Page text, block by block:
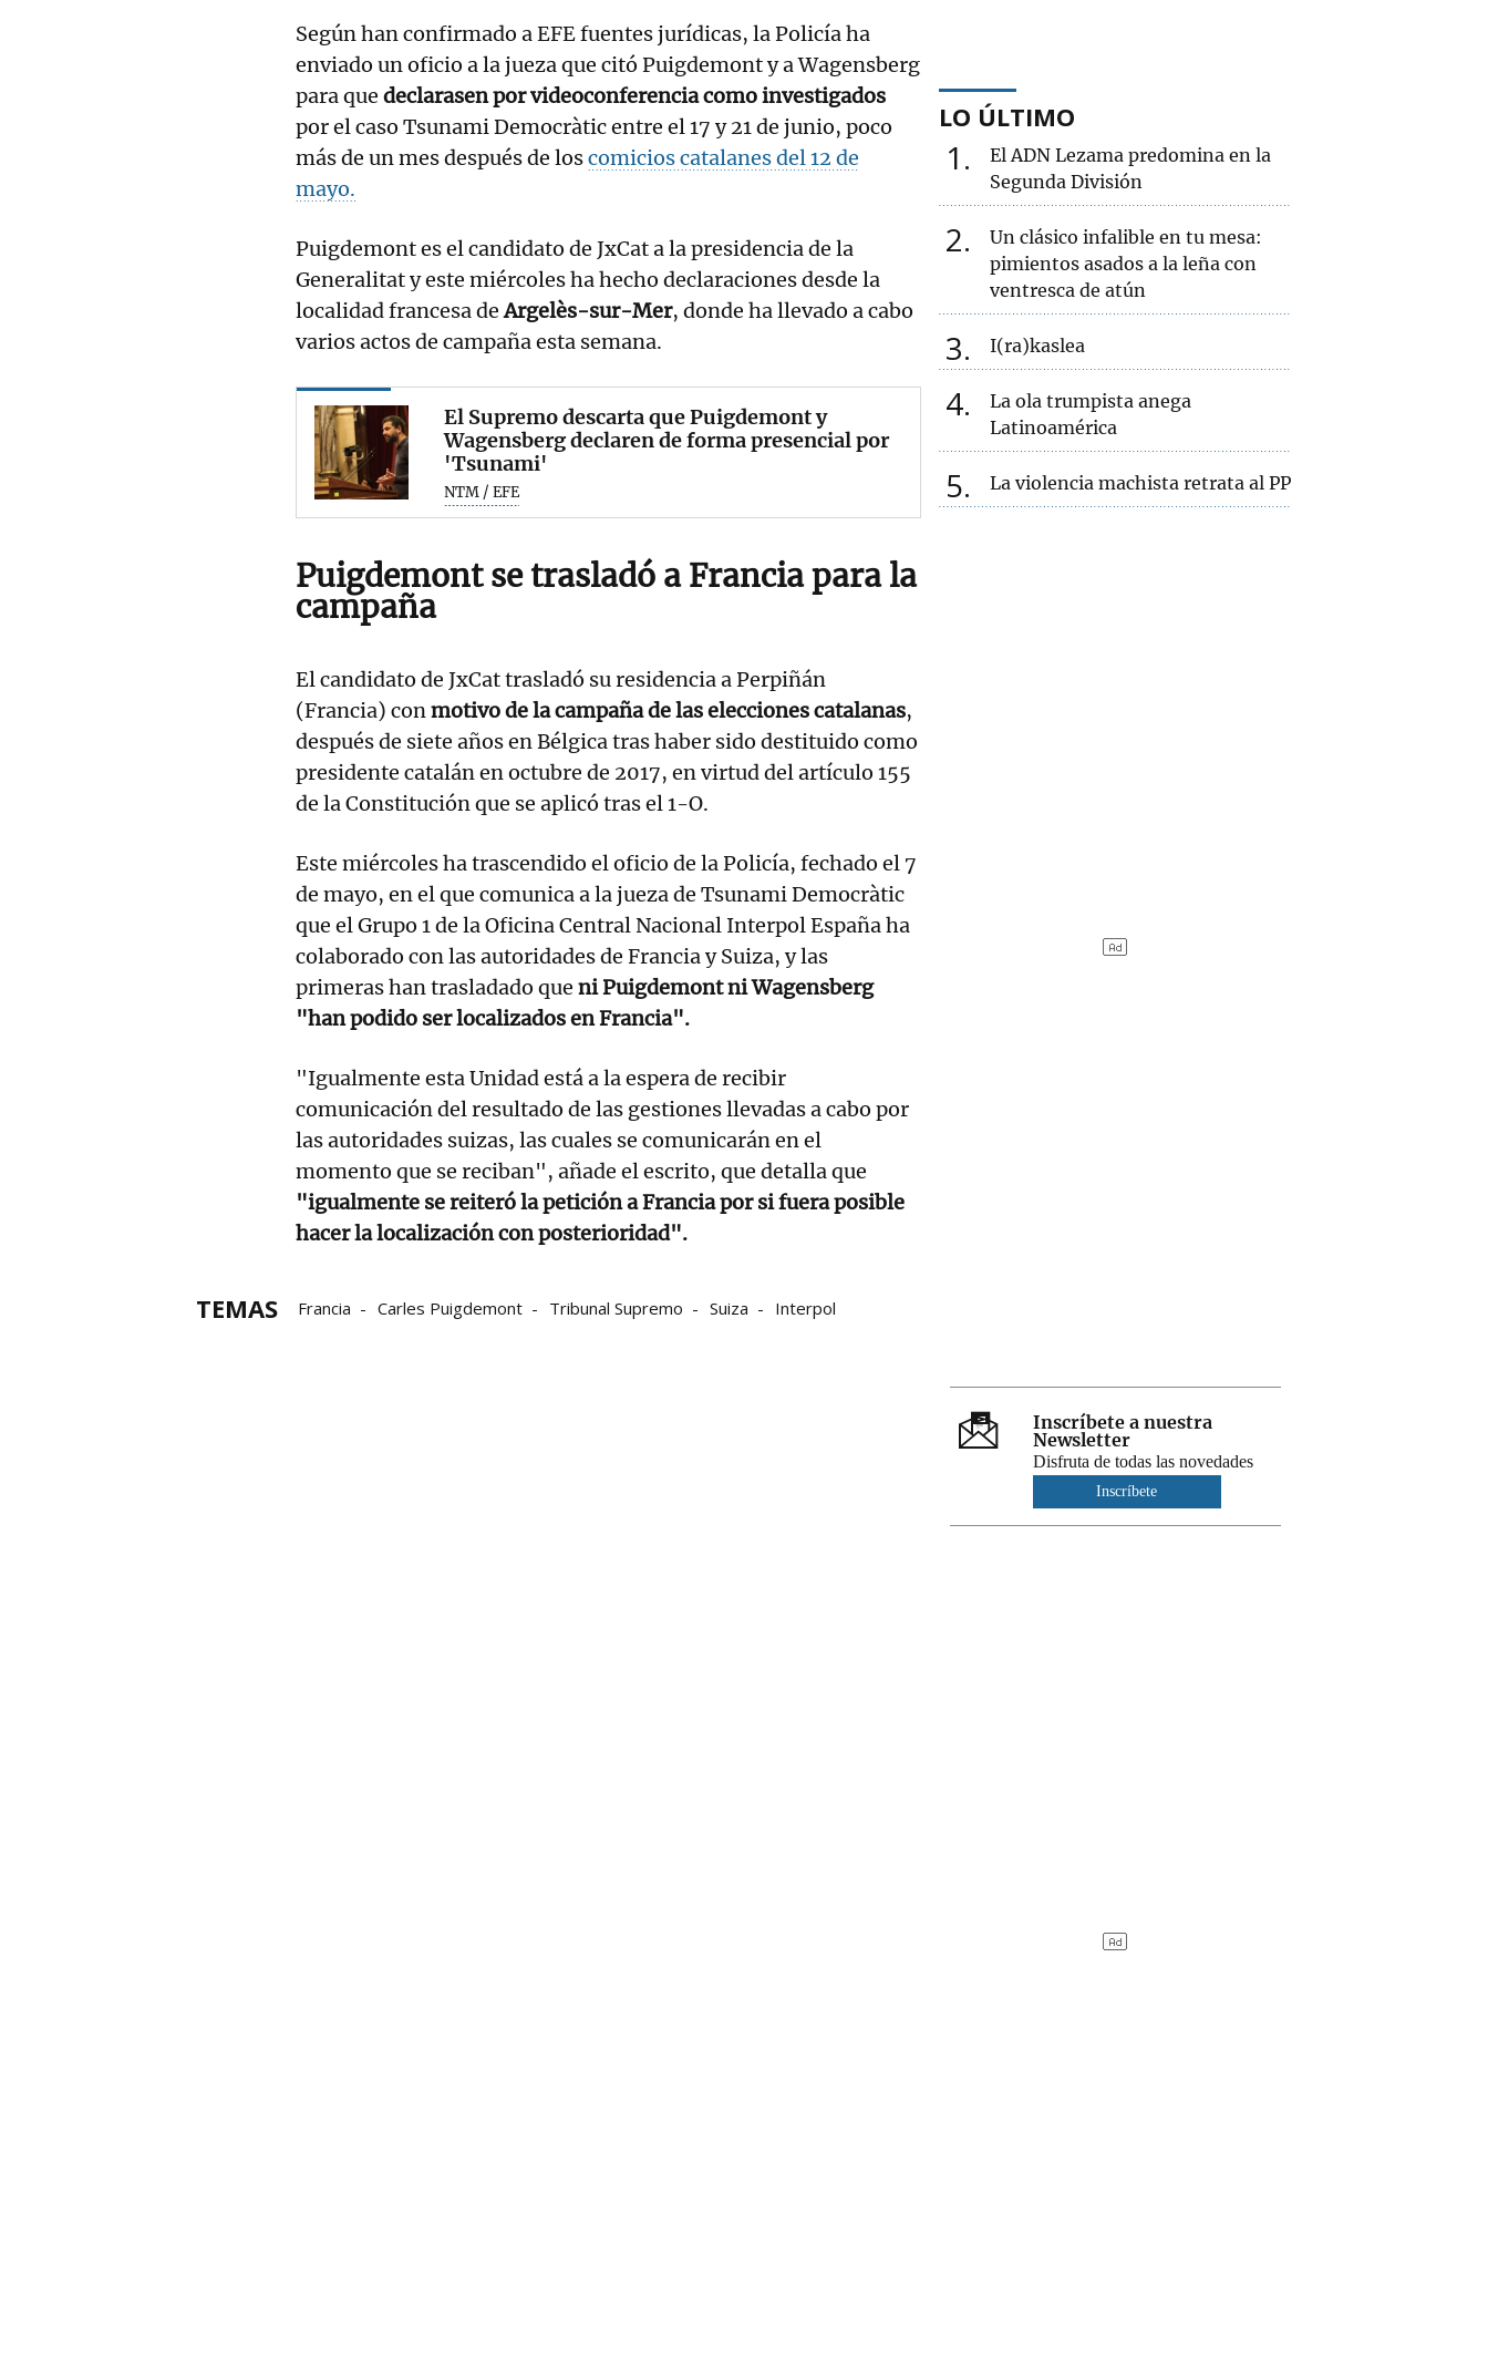
Según han confirmado a EFE fuentes jurídicas, la Policía ha
enviado un oficio a la jueza que citó Puigdemont y a Wagensberg
para que declarasen por videoconferencia como investigados
por el caso Tsunami Democràtic entre el 17 y 21 de junio, poco
más de un mes después de loscomicios catalanes del 12 de
mayo.
Puigdemont es el candidato de JxCat a la presidencia de la
Generalitat y este miércoles ha hecho declaraciones desde la
localidad francesa deArgelès-sur-Mer, donde ha llevado a cabo
varios actos de campaña esta semana.
El Supremo descarta que Puigdemont y
Wagensberg declaren de forma presencial por
'Tsunami'
NTM / EFE
Puigdemont se trasladó a Francia para la
campaña
El candidato de JxCat trasladó su residencia a Perpiñán
(Francia) conmotivo de la campaña de las elecciones catalanas,
después de siete años en Bélgica tras haber sido destituido como
presidente catalán en octubre de 2017, en virtud del artículo 155
de la Constitución que se aplicó tras el 1-O.
Este miércoles ha trascendido el oficio de la Policía, fechado el 7
de mayo, en el que comunica a la jueza de Tsunami Democràtic
que el Grupo 1 de la Oficina Central Nacional Interpol España ha
colaborado con las autoridades de Francia y Suiza, y las
primeras han trasladado que ni Puigdemont ni Wagensberg
"han podido ser localizados en Francia".
"Igualmente esta Unidad está a la espera de recibir
comunicación del resultado de las gestiones llevadas a cabo por
las autoridades suizas, las cuales se comunicarán en el
momento que se reciban", añade el escrito, que detalla que
"igualmente se reiteró la petición a Francia por si fuera posible
hacer la localización con posterioridad".
TEMAS Francia Carles Puigdemont Tribunal Supremo Suiza Interpol
LO ÚLTIMO
1
El ADN Lezama predomina en la
Segunda División
2
Un clásico infalible en tu mesa:
pimientos asados a la leña con
ventresca de atún
3 I(ra)kaslea
4
La ola trumpista anega
Latinoamérica
5 La violencia machista retrata al PP
Inscríbete a nuestra
Newsletter
Disfruta de todas las novedades
Inscríbete